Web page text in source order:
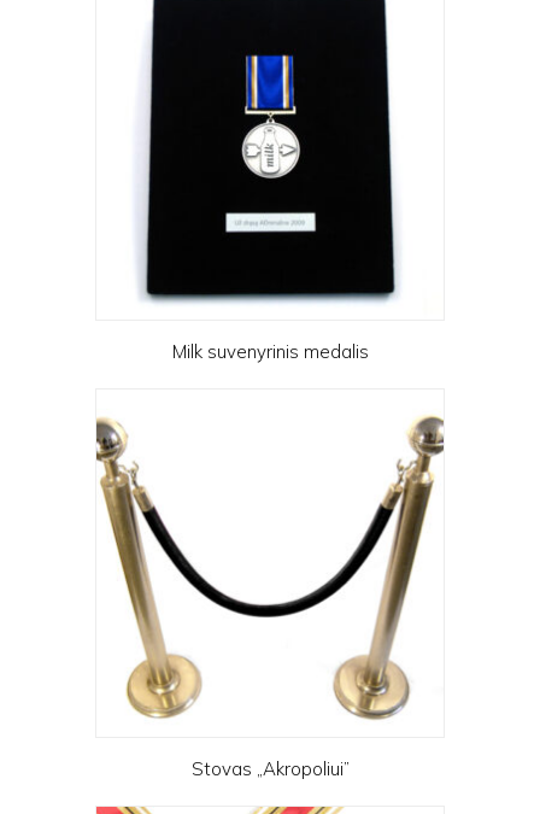
Milk suvenyrinis medalis
Stovas „Akropoliui”